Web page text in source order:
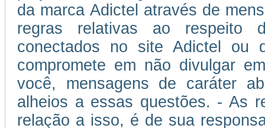
da marca Adictel através de
regras relativas ao respeito
conectados no site Adictel ou
compromete em não divulgar
você, mensagens de caráter
alheios a essas questões. - As
relação a isso, é de sua